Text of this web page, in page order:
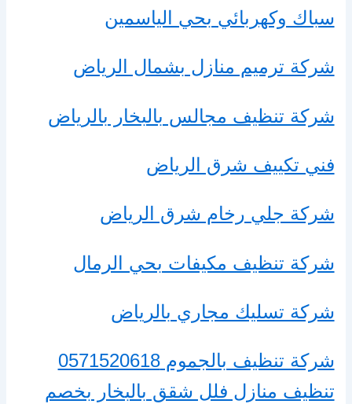
سباك وكهربائي بحي الياسمين
شركة ترميم منازل بشمال الرياض
شركة تنظيف مجالس بالبخار بالرياض
فني تكييف شرق الرياض
شركة جلي رخام شرق الرياض
شركة تنظيف مكيفات بحي الرمال
شركة تسليك مجاري بالرياض
شركة تنظيف بالجموم 0571520618
تنظيف منازل فلل شقق بالبخار بخصم